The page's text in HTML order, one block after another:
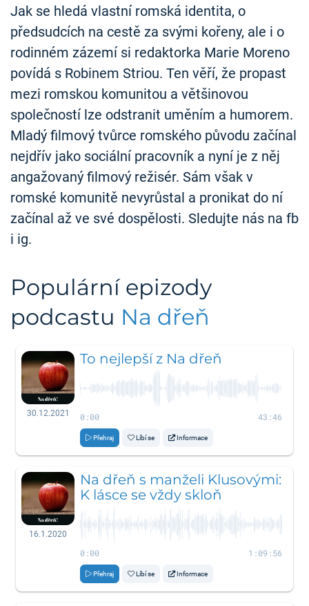
Jak se hledá vlastní romská identita, o
předsudcích na cestě za svými kořeny, ale i o
rodinném zázemí si redaktorka Marie Moreno
povídá s Robinem Striou. Ten věří, že propast
mezi romskou komunitou a většinovou
společností lze odstranit uměním a humorem.
Mladý filmový tvůrce romského původu začínal
nejdřív jako sociální pracovník a nyní je z něj
angažovaný filmový režisér. Sám však v
romské komunitě nevyrůstal a pronikat do ní
začínal až ve své dospělosti. Sledujte nás na fb
i ig.
Populární epizody
podcastu Na dřeň
30.12.2021
To nejlepší z Na dřeň
0:00 43:46
Přehraj Líbí se Informace
16.1.2020
Na dřeň s manželi Klusovými:
K lásce se vždy skloň
0:00 1:09:56
Přehraj Líbí se Informace